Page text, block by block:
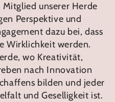
unserer Herde
Perspektive und
dazu bei, dass
Wirklichkeit werden.
wo Kreativität,
nach Innovation
bilden und jeder
und Geselligkeit ist.